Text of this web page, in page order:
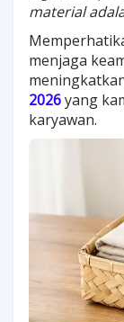
material
menjaga
2026yang
karyawan.